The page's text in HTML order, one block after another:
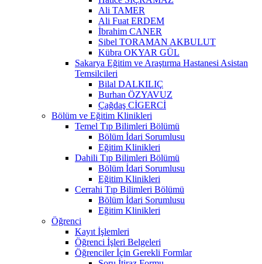
Ali TAMER
Ali Fuat ERDEM
İbrahim CANER
Sibel TORAMAN AKBULUT
Kübra OKYAR GÜL
Sakarya Eğitim ve Araştırma Hastanesi Asistan
Temsilcileri
Bilal DALKILIÇ
Burhan ÖZYAVUZ
Çağdaş CİGERCİ
Bölüm ve Eğitim Klinikleri
Temel Tıp Bilimleri Bölümü
Bölüm İdari Sorumlusu
Eğitim Klinikleri
Dahili Tıp Bilimleri Bölümü
Bölüm İdari Sorumlusu
Eğitim Klinikleri
Cerrahi Tıp Bilimleri Bölümü
Bölüm İdari Sorumlusu
Eğitim Klinikleri
Öğrenci
Kayıt İşlemleri
Öğrenci İşleri Belgeleri
Öğrenciler İçin Gerekli Formlar